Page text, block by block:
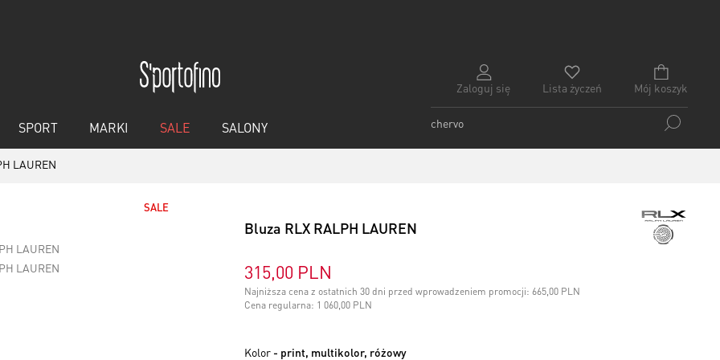
Zaloguj się Mój koszyk
Lista życzeń
SPORT MARKI SALE SALONY
LAUREN
SALE
Bluza RLX RALPH LAUREN
315,00 PLN
Najniższa cena z ostatnich 30 dni przed wprowadzeniem promocji: 665,00 PLN
Cena regularna: 1 060,00 PLN
Kolor - print, multikolor, różowy